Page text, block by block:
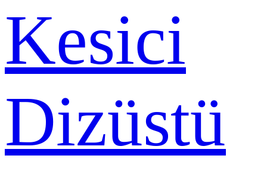
Kesici
Dizüstü